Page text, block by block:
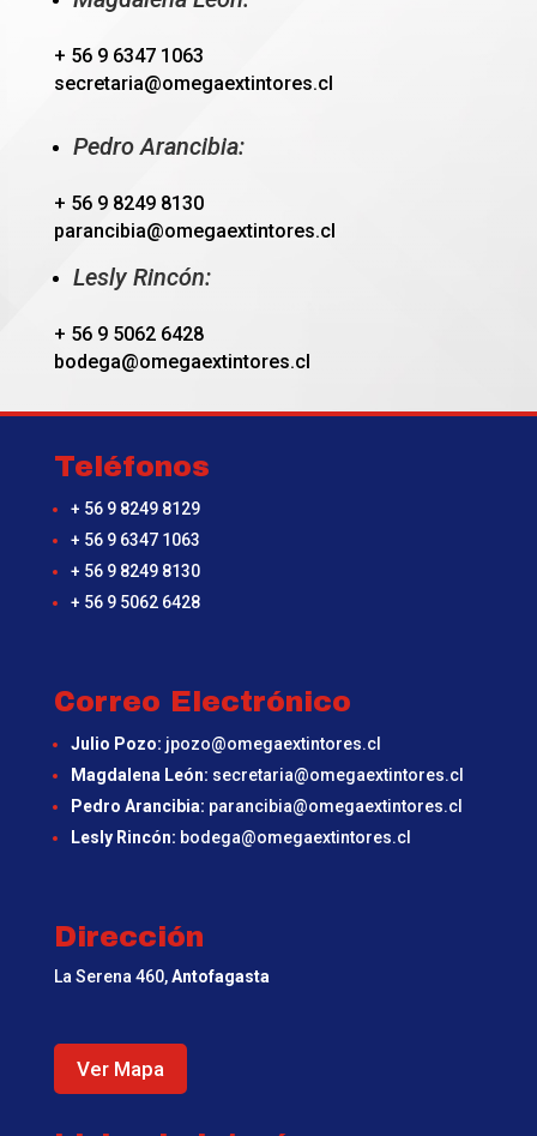
+ 56 9 6347 1063
secretaria@omegaextintores.cl
Pedro Arancibia:
+ 56 9 8249 8130
parancibia@omegaextintores.cl
Lesly Rincón:
+ 56 9 5062 6428
bodega@omegaextintores.cl
Teléfonos
+ 56 9 8249 8129
+ 56 9 6347 1063
+ 56 9 8249 8130
+ 56 9 5062 6428
Correo Electrónico
Julio Pozo: jpozo@omegaextintores.cl
Magdalena León: secretaria@omegaextintores.cl
Pedro Arancibia: parancibia@omegaextintores.cl
Lesly Rincón: bodega@omegaextintores.cl
Dirección
La Serena 460,Antofagasta
Ver Mapa